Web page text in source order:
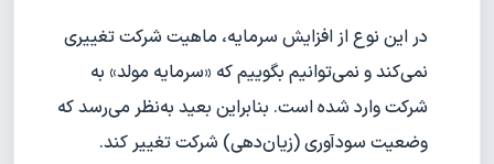
در این نوع از افزایش سرمایه، ماهیت شرکت تغییری
نمی‌کند و نمی‌توانیم بگوییم که «سرمایه مولد» به
شرکت وارد شده است. بنابراین بعید به‌نظر می‌رسد که
وضعیت سودآوری (زیان‌دهی) شرکت تغییر کند.